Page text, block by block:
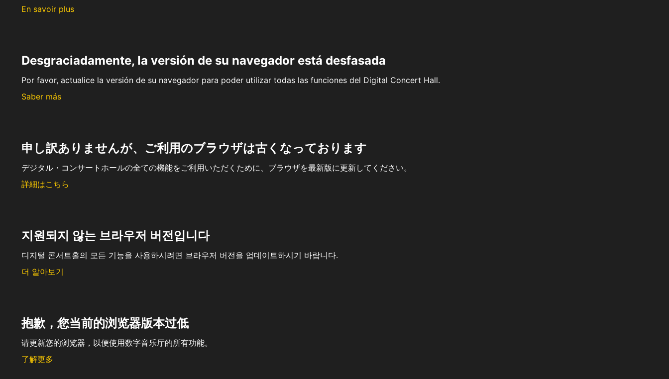
En savoir plus
Desgraciadamente, la versión de su navegador está desfasada
Por favor, actualice la versión de su navegador para poder utilizar todas las funciones del Digital Concert Hall.
Saber más
申し訳ありませんが、ご利用のブラウザは古くなっております
デジタル・コンサートホールの全ての機能をご利用いただくために、ブラウザを最新版に更新してください。
詳細はこちら
지원되지 않는 브라우저 버전입니다
디지털 콘서트홀의 모든 기능을 사용하시려면 브라우저 버전을 업데이트하시기 바랍니다.
더 알아보기
抱歉，您当前的浏览器版本过低
请更新您的浏览器，以便使用数字音乐厅的所有功能。
了解更多